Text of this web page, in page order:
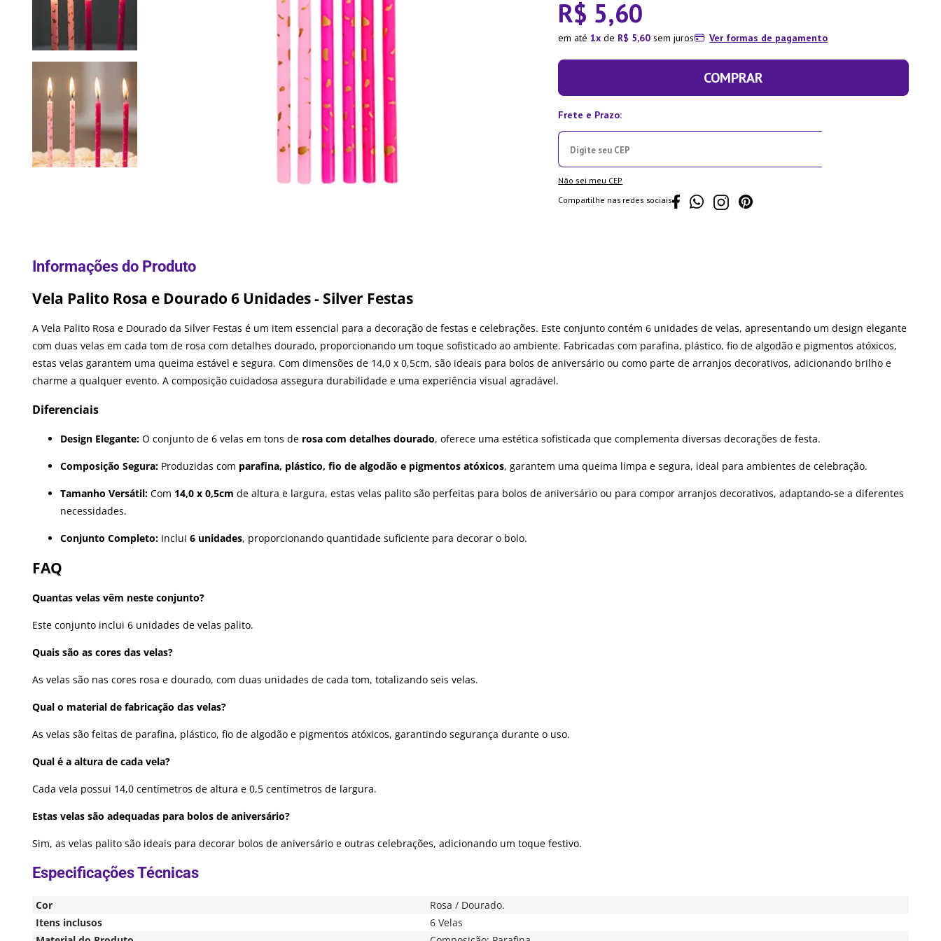
R$ 5,60
em até1 de R$ 5,60 sem juros Ver formas de pagamento
COMPRAR
Não sei meu CEP
Compartilhe nas redes sociais
Vela Palito Rosa e Dourado 6 Unidades - Silver Festas
A Vela Palito Rosa e Dourado da Silver Festas é um item essencial para a decoração de festas e celebrações. Este conjunto contém 6 unidades de velas, apresentando um design elegante
com duas velas em cada tom de rosa com detalhes dourado, proporcionando um toque sofisticado ao ambiente. Fabricadas com parafina, plástico, fio de algodão e pigmentos atóxicos,
estas velas garantem uma queima estável e segura. Com dimensões de 14,0 x 0,5cm, são ideais para bolos de aniversário ou como parte de arranjos decorativos, adicionando brilho e
charme a qualquer evento. A composição cuidadosa assegura durabilidade e uma experiência visual agradável.
Diferenciais
Design Elegante: O conjunto de 6 velas em tons de rosa com detalhes dourado, oferece uma estética sofisticada que complementa diversas decorações de festa.
Composição Segura: Produzidas com parafina, plástico, fio de algodão e pigmentos atóxicos, garantem uma queima limpa e segura, ideal para ambientes de celebração.
Tamanho Versátil: Com 14,0 x 0,5cm de altura e largura, estas velas palito são perfeitas para bolos de aniversário ou para compor arranjos decorativos, adaptando-se a diferentes
necessidades.
Conjunto Completo: Inclui 6 unidades, proporcionando quantidade suficiente para decorar o bolo.
FAQ
Quantas velas vêm neste conjunto?
Este conjunto inclui 6 unidades de velas palito.
Quais são as cores das velas?
As velas são nas cores rosa e dourado, com duas unidades de cada tom, totalizando seis velas.
Qual o material de fabricação das velas?
As velas são feitas de parafina, plástico, fio de algodão e pigmentos atóxicos, garantindo segurança durante o uso.
Qual é a altura de cada vela?
Cada vela possui 14,0 centímetros de altura e 0,5 centímetros de largura.
Estas velas são adequadas para bolos de aniversário?
Sim, as velas palito são ideais para decorar bolos de aniversário e outras celebrações, adicionando um toque festivo.
Cor
Rosa / Dourado.
Itens inclusos
6 Velas